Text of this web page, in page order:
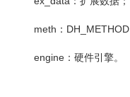
meth ： DH_METHOD
engine ：硬件引擎。